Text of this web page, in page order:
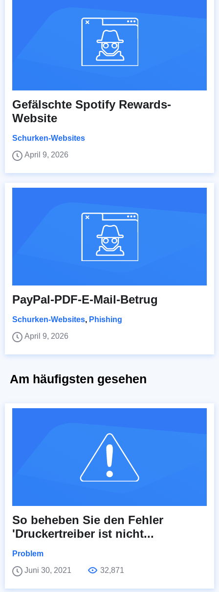
Gefälschte Spotify Rewards-
Website
Schurken-Websites
April 9, 2026
PayPal-PDF-E-Mail-Betrug
Schurken-Websites, Phishing
April 9, 2026
Am häufigsten gesehen
So beheben Sie den Fehler
'Druckertreiber ist nicht...
Problem
Juni 30, 2021
32,871